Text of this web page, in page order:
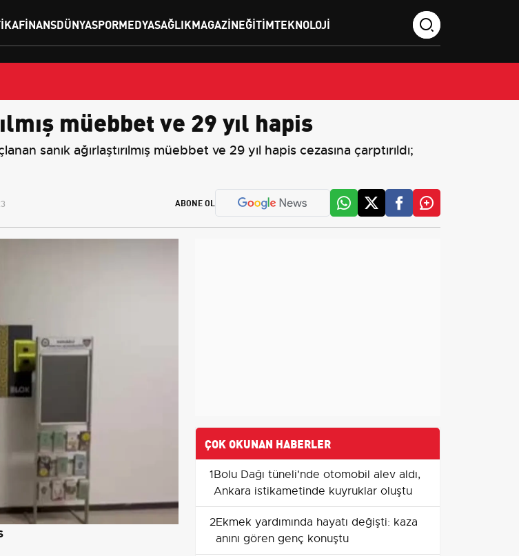
FINANSDÜNYASPORMEDYASAĞLIKMAGAZINEĞITIMTEKNOLOJI
müebbet ve 29 yıl hapis
sanık ağırlaştırılmış müebbet ve 29 yıl hapis cezasına çarptırıldı;
ABONE OL
ÇOK OKUNAN HABERLER
1Bolu Dağı tüneli'nde otomobil alev aldı,
Ankara istikametinde kuyruklar oluştu
2Ekmek yardımında hayatı değişti: kaza
anını gören genç konuştu